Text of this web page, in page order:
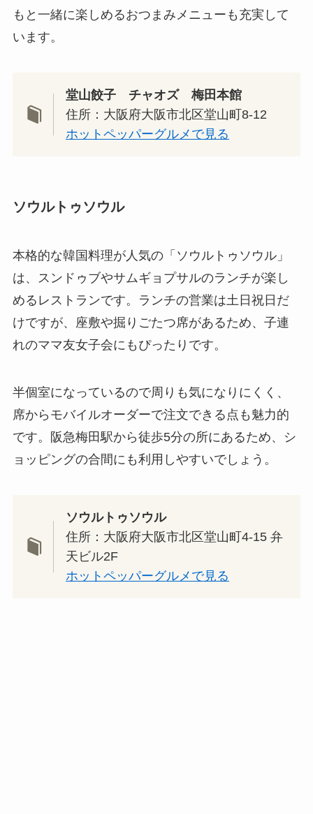
もと一緒に楽しめるおつまみメニューも充実して
います。
堂山餃子 チャオズ 梅田本館
住所：大阪府大阪市北区堂山町8-12
ホットペッパーグルメで見る
ソウルトゥソウル
本格的な韓国料理が人気の「ソウルトゥソウル」
は、スンドゥブやサムギョプサルのランチが楽し
めるレストランです。ランチの営業は土日祝日だ
けですが、座敷や掘りごたつ席があるため、子連
れのママ友女子会にもぴったりです。
半個室になっているので周りも気になりにくく、
席からモバイルオーダーで注文できる点も魅力的
です。阪急梅田駅から徒歩5分の所にあるため、シ
ョッピングの合間にも利用しやすいでしょう。
ソウルトゥソウル
住所：大阪府大阪市北区堂山町4-15 弁
天ビル2F
ホットペッパーグルメで見る